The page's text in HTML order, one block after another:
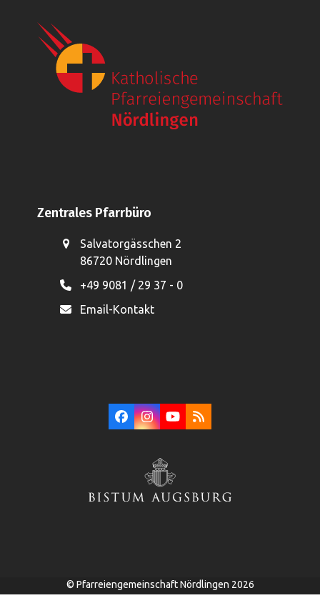
Zentrales Pfarrbüro
Salvatorgässchen 2
86720 Nördlingen
+49 9081 / 29 37 - 0
Email-Kontakt
Facebook
Instagram
YouTube
RSS
© Pfarreiengemeinschaft Nördlingen 2026